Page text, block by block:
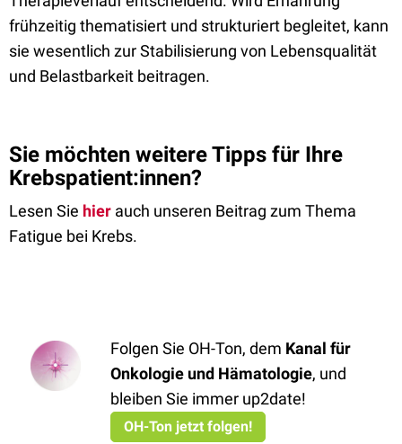
frühzeitig thematisiert und strukturiert begleitet, kann
sie wesentlich zur Stabilisierung von Lebensqualität
und Belastbarkeit beitragen.
Sie möchten weitere Tipps für Ihre
Krebspatient:innen?
Lesen Sie hier auch unseren Beitrag zum Thema
Fatigue bei Krebs.
Folgen Sie OH-Ton, dem Kanal für
Onkologie und Hämatologie, und
bleiben Sie immer up2date!
OH-Ton jetzt folgen!